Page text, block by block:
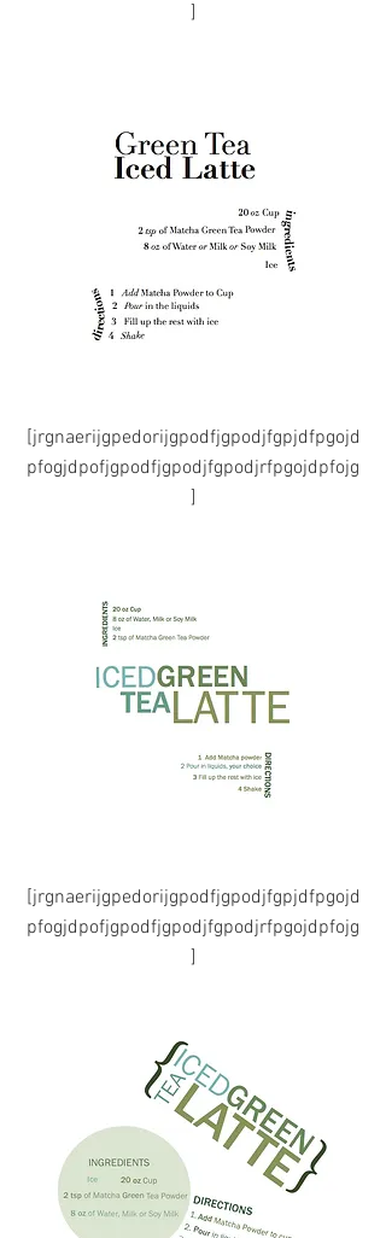
]
[jrgnaerijgpedorijgpodfjgpodjfgpjdfpgojd
pfogjdpofjgpodfjgpodjfgpodjrfpgojdpfojg
]
[jrgnaerijgpedorijgpodfjgpodjfgpjdfpgojd
pfogjdpofjgpodfjgpodjfgpodjrfpgojdpfojg
]